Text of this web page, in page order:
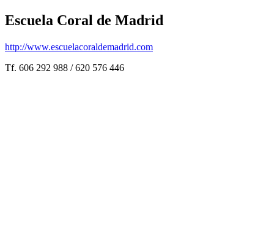
Escuela Coral de Madrid
http://www.escuelacoraldemadrid.com
Tf. 606 292 988 / 620 576 446